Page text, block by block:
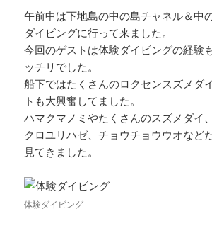
午前中は下地島の中の島チャネル＆中
ダイビングに行って来ました。
今回のゲストは体験ダイビングの経験
ッチリでした。
船下ではたくさんのロクセンスズメダ
トも大興奮してました。
ハマクマノミやたくさんのスズメダイ
クロユリハゼ、チョウチョウウオなど
見てきました。
体験ダイビング